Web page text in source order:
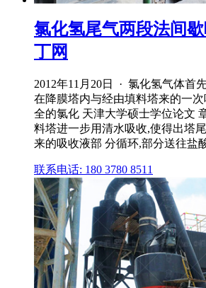
氯化氢尾气两段法间
丁网
2012年11月20日 · 氯化氢气体首
在降膜塔内与经由填料塔来的一
全的氯化 天津大学硕士学位论文
料塔进一步用清水吸收,使得出塔
来的吸收液部 分循环,部分送往盐
联系电话: 180 3780 8511